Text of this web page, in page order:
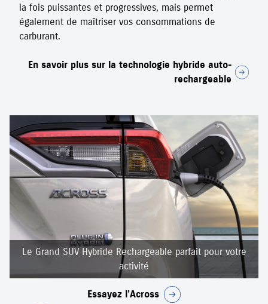
la fois puissantes et progressives, mais permet
également de maîtriser vos consommations de
carburant.
En savoir plus sur la technologie hybride auto-
rechargeable
Le Grand SUV Hybride Rechargeable parfait pour votre
activité
Essayez l’Across